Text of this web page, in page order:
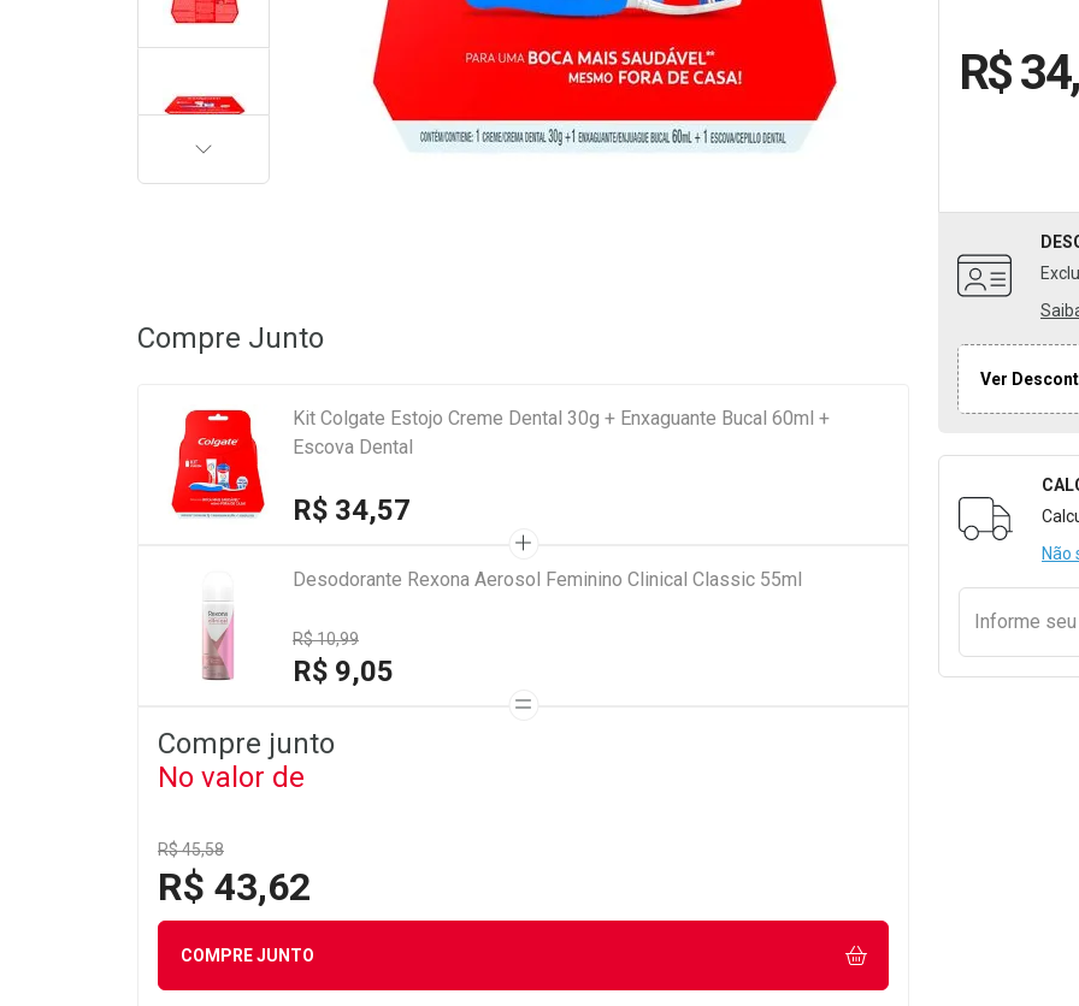
R$
Ver
Não
Informe seu
PRÓXIMA
Compre Junto
Kit Colgate Estojo Creme Dental 30g + Enxaguante Bucal 60ml +
Escova Dental
R$ 34,57
Desodorante Rexona Aerosol Feminino Clinical Classic 55ml
R$ 10,99
R$ 9,05
Compre junto
No valor de
R$ 45,58
R$ 43,62
COMPRE JUNTO